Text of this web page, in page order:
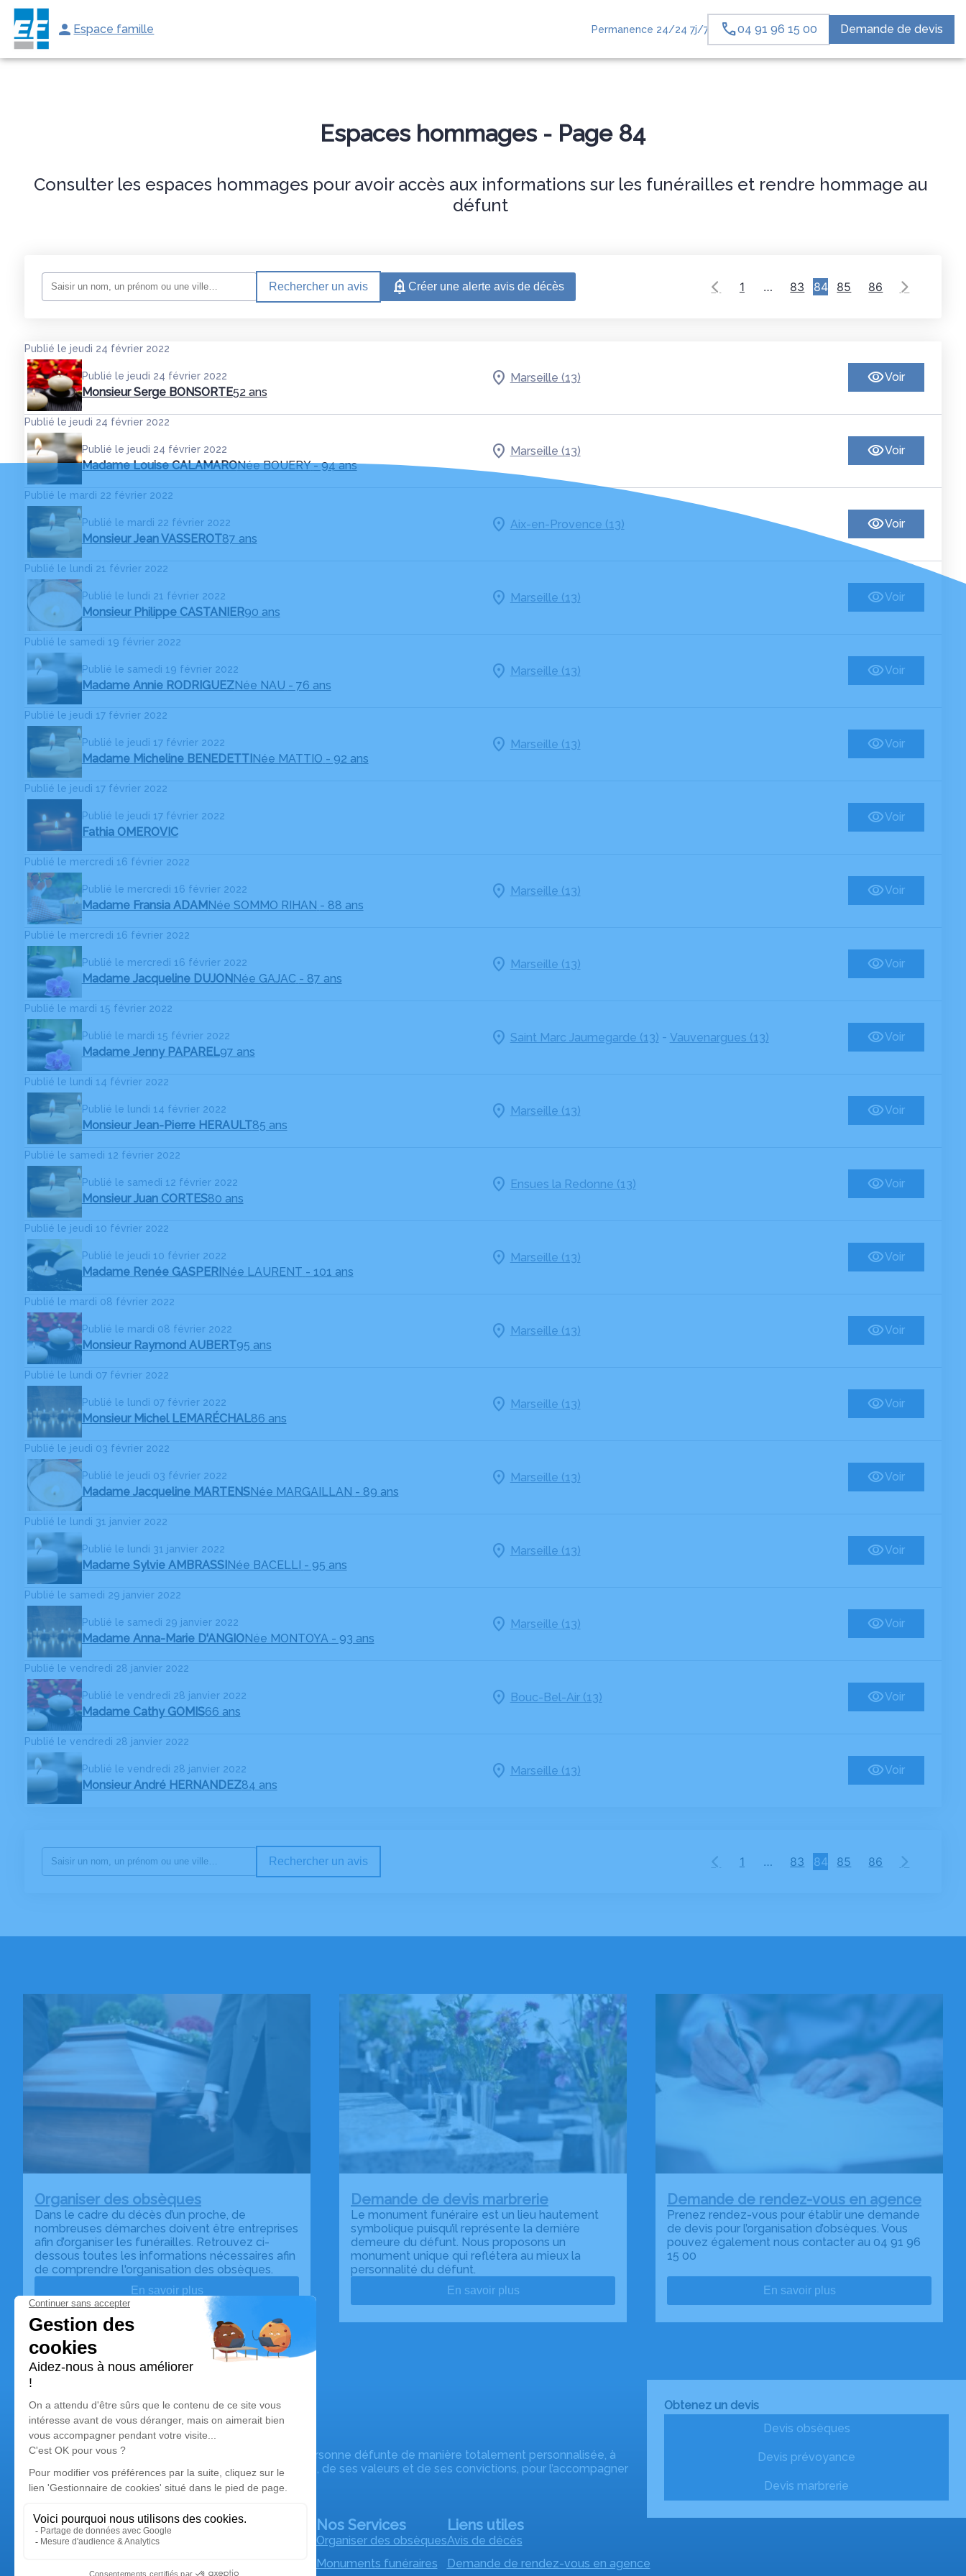
Espace famille Permanence 24/24 7j/7 04 91 96 15 00 Demande de devis
ORGANISER DES OBSÈQUESMONUMENTS FUNÉRAIRES NOTRE AGENCE ESPACES HOMMAGES ESPACE FAMILLE
Espaces hommages - Page 84
Consulter les espaces hommages pour avoir accès aux informations sur les funérailles et rendre hommage au
défunt
Rechercher un avis Créer une alerte avis de décès 1 … 83 84 85 86
Publié le jeudi 24 février 2022
Publié le jeudi 24 février 2022
Monsieur Serge BONSORTE52 ans
Marseille (13) Voir
Publié le jeudi 24 février 2022
Publié le jeudi 24 février 2022
Madame Louise CALAMARONée BOUERY - 94 ans
Marseille (13) Voir
Publié le mardi 22 février 2022
Publié le mardi 22 février 2022
Monsieur Jean VASSEROT87 ans
Aix-en-Provence (13) Voir
Publié le lundi 21 février 2022
Publié le lundi 21 février 2022
Monsieur Philippe CASTANIER90 ans
Marseille (13) Voir
Publié le samedi 19 février 2022
Publié le samedi 19 février 2022
Madame Annie RODRIGUEZNée NAU - 76 ans
Marseille (13) Voir
Publié le jeudi 17 février 2022
Publié le jeudi 17 février 2022
Madame Micheline BENEDETTI Née MATTIO - 92 ans
Marseille (13) Voir
Publié le jeudi 17 février 2022
Publié le jeudi 17 février 2022
Fathia OMEROVIC
Voir
Publié le mercredi 16 février 2022
Publié le mercredi 16 février 2022
Madame Fransia ADAM Née SOMMO RIHAN - 88 ans
Marseille (13) Voir
Publié le mercredi 16 février 2022
Publié le mercredi 16 février 2022
Madame Jacqueline DUJON Née GAJAC - 87 ans
Marseille (13) Voir
Publié le mardi 15 février 2022
Publié le mardi 15 février 2022
Madame Jenny PAPAREL97 ans
Saint Marc Jaumegarde (13) - Vauvenargues (13) Voir
Publié le lundi 14 février 2022
Publié le lundi 14 février 2022
Monsieur Jean-Pierre HERAULT85 ans
Marseille (13) Voir
Publié le samedi 12 février 2022
Publié le samedi 12 février 2022
Monsieur Juan CORTES80 ans
Ensues la Redonne (13) Voir
Publié le jeudi 10 février 2022
Publié le jeudi 10 février 2022
Madame Renée GASPERI Née LAURENT - 101 ans
Marseille (13) Voir
Publié le mardi 08 février 2022
Publié le mardi 08 février 2022
Monsieur Raymond AUBERT95 ans
Marseille (13) Voir
Publié le lundi 07 février 2022
Publié le lundi 07 février 2022
Monsieur Michel LEMARÉCHAL86 ans
Marseille (13) Voir
Publié le jeudi 03 février 2022
Publié le jeudi 03 février 2022
Madame Jacqueline MARTENSNée MARGAILLAN - 89 ans
Marseille (13) Voir
Publié le lundi 31 janvier 2022
Publié le lundi 31 janvier 2022
Madame Sylvie AMBRASSI Née BACELLI - 95 ans
Marseille (13) Voir
Publié le samedi 29 janvier 2022
Publié le samedi 29 janvier 2022
Madame Anna-Marie D'ANGIONée MONTOYA - 93 ans
Marseille (13) Voir
Publié le vendredi 28 janvier 2022
Publié le vendredi 28 janvier 2022
Madame Cathy GOMIS66 ans
Bouc-Bel-Air (13) Voir
Publié le vendredi 28 janvier 2022
Publié le vendredi 28 janvier 2022
Monsieur André HERNANDEZ84 ans
Marseille (13) Voir
Rechercher un avis 1 … 83 84 85 86
Organiser des obsèques
Dans le cadre du décès d’un proche, de
nombreuses démarches doivent être entreprises
afin d’organiser les funérailles. Retrouvez ci-
dessous toutes les informations nécessaires afin
de comprendre l'organisation des obsèques.
En savoir plus
Demande de devis marbrerie
Le monument funéraire est un lieu hautement
symbolique puisqu’il représente la dernière
demeure du défunt. Nous proposons un
monument unique qui reflétera au mieux la
personnalité du défunt.
En savoir plus
Demande de rendez-vous en agence
Prenez rendez-vous pour établir une demande
de devis pour l’organisation d’obsèques. Vous
pouvez également nous contacter au 04 91 96
15 00
En savoir plus
Pompes Funèbres Espace Funéraire
Nos équipes vous aident à honorer la mémoire de la personne défunte de manière totalement personnalisée, à
perpétuer son souvenir dans le respect de ses volontés, de ses valeurs et de ses convictions, pour l’accompagner
avec dignité dans son dernier voyage.
Obtenez un devis
Devis obsèques
Devis prévoyance
Devis marbrerie
Nos Services
Organiser des obsèques
Monuments funéraires
Liens utiles
Avis de décès
Demande de rendez-vous en agence